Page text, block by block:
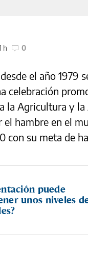
h 0
desde el año 1979
celebración
la Agricultura y
hambre en el
con su meta de
puede
unos niveles